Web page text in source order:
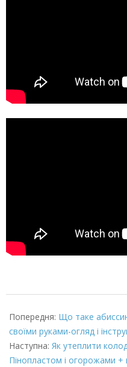
03-
07
Попередня: Що таке
своїми руками-огляд і
Наступна: Як утеплити
Пінопластом і огорожами +